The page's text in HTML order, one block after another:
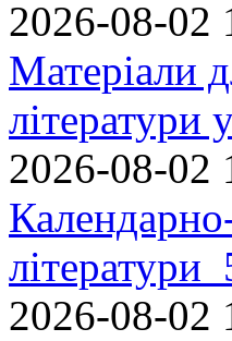
2026-08-02
Матеріали
літератури
2026-08-02
літератури
2026-08-02